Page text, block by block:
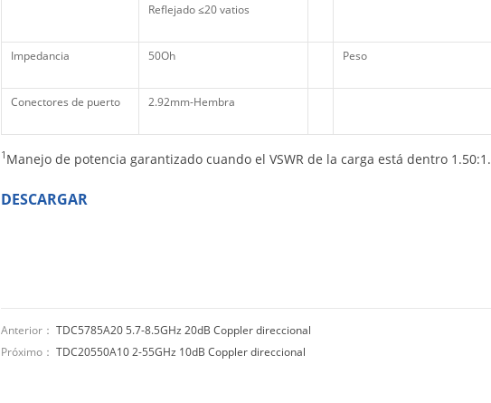
Reflejado ≤20 vatios
Impedancia 50Oh Peso
Conectores de puerto 2.92mm-Hembra
1 Manejo de potencia garantizado cuando el VSWR de la carga está dentro 1.50:1.
DESCARGAR
Anterior： TDC5785A20 5.7-8.5GHz 20dB Coppler direccional
Próximo： TDC20550A10 2-55GHz 10dB Coppler direccional